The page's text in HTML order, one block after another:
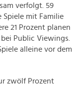
verfolgt. 59
Spiele mit Familie
21 Prozent planen
Public Viewings.
alleine vor dem
zwölf Prozent